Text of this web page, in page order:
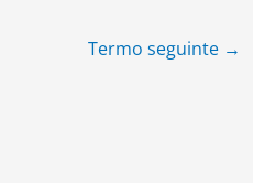
Termo seguinte →